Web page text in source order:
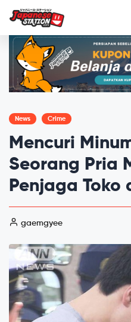
News Crime
Mencuri
Seorang Pria
Penjaga Toko
gaemgyee